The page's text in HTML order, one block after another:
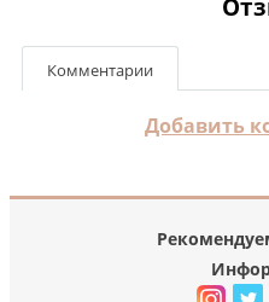
Комментарии
Добавить